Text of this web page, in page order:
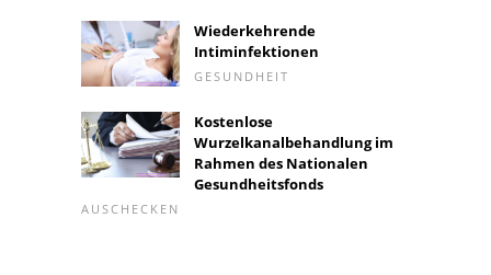
Wiederkehrende
Intiminfektionen
GESUNDHEIT
Kostenlose
Wurzelkanalbehandlung im
Rahmen des Nationalen
Gesundheitsfonds
AUSCHECKEN